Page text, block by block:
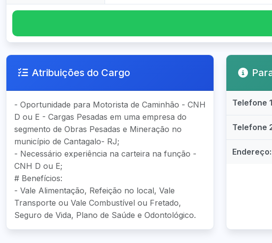
Atribuições do Cargo
- Oportunidade para Motorista de Caminhão - CNH
D ou E - Cargas Pesadas em uma empresa do
segmento de Obras Pesadas e Mineração no
município de Cantagalo- RJ;
- Necessário experiência na carteira na função -
CNH D ou E;
# Benefícios:
- Vale Alimentação, Refeição no local, Vale
Transporte ou Vale Combustível ou Fretado,
Seguro de Vida, Plano de Saúde e Odontológico.
Telefone
Telefone
Endereço: